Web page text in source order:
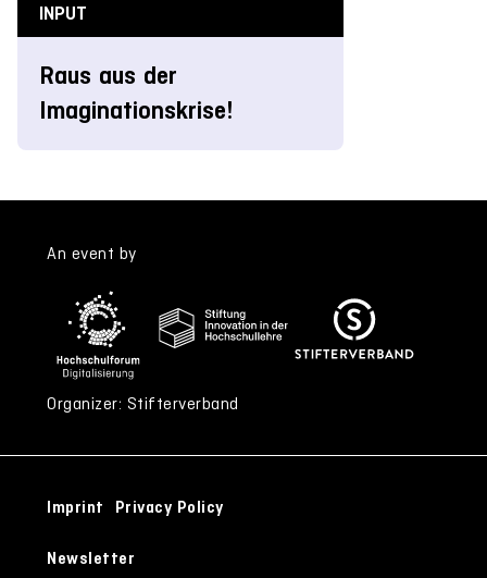
INPUT
Raus aus der
Imaginationskrise!
An event by
Organizer: Stifterverband
Imprint Privacy Policy
Newsletter